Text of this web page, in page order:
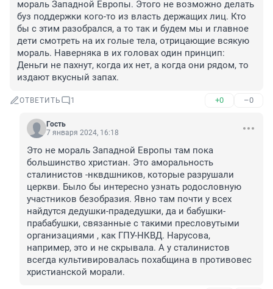
мораль Западной Европы. Этого не возможно делать
буз поддержки кого-то из власть держащих лиц. Кто
бы с этим разобрался, а то так и будем мы и главное
дети смотреть на их голые тела, отрицающие всякую
мораль. Наверняка в их головах один принцип:
Деньги не пахнут, когда их нет, а когда они рядом, то
издают вкусный запах.
ОТВЕТИТЬ 1 +0 –0
Гость
7 января 2024, 16:18
Это не мораль Западной Европы там пока
большинство христиан. Это аморальность
сталинистов -нквдшников, которые разрушали
церкви. Было бы интересно узнать родословную
участников безобразия. Явно там почти у всех
найдутся дедушки-прадедушки, да и бабушки-
прабабушки, связанные с такими пресловутыми
организациями , как ГПУ-НКВД. Нарусова,
например, это и не скрывала. А у сталинистов
всегда культивировалась похабщина в противовес
христианской морали.